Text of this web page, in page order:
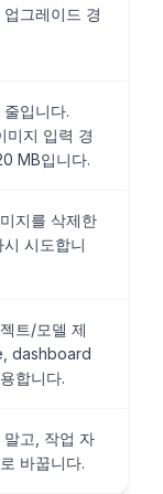
그레이드 경
입니다.
미지 입력 경
MB입니다.
지를 삭제한
시도합니
트/모델 제
dashboard
합니다.
말고, 작업 자
바꿉니다.